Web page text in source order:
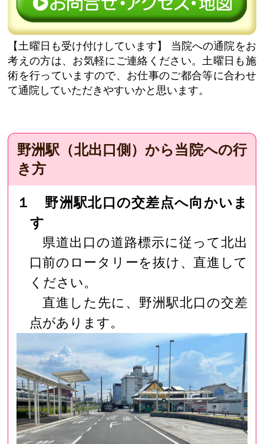
【土曜日も受け付けしています】
当院への通院をお
考えの方は、お気軽にご連絡ください。土曜日も施
術を行っていますので、お仕事のご都合等に合わせ
て通院していただきやすいかと思います。
野洲駅（北出口側）から当院への行
き方
１ 野洲駅北口の交差点へ向かいま
す
県道出口の道路標示に従って北出
口前のロータリーを抜け、直進して
ください。
直進した先に、野洲駅北口の交差
点があります。